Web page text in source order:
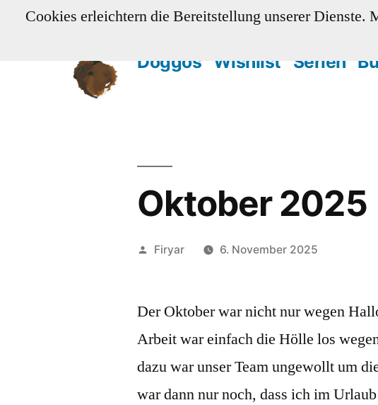
Zum
Doggos Wishlist Serien
Oktober 2025
Veröffentlicht
Firyar 6. November 2025
Der Oktober war nicht nur wegen
Arbeit war einfach die Hölle los
dazu war unser Team ungewollt um
war dann nur noch, dass ich im
Cookies erleichtern die Bereitstellung unserer Dienste.